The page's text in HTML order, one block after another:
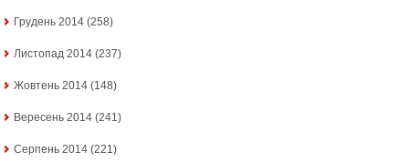
Грудень 2014 (258)
Листопад 2014 (237)
Жовтень 2014 (148)
Вересень 2014 (241)
Серпень 2014 (221)